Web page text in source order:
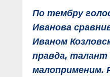
По тембру
Иванова
Иваном
правда,
малоприменим.